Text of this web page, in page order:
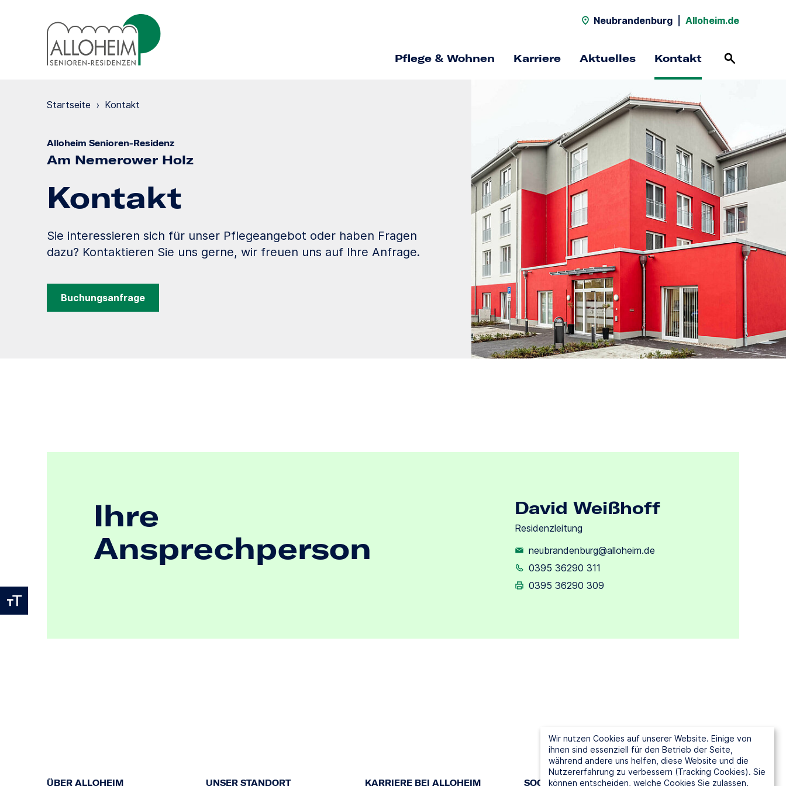
Neubrandenburg Alloheim.de
Pflege & Wohnen Karriere Aktuelles Kontakt
Startseite › Kontakt
Alloheim Senioren-Residenz
Am Nemerower Holz
Kontakt
Sie interessieren sich für unser Pflegeangebot oder haben Fragen
dazu? Kontaktieren Sie uns gerne, wir freuen uns auf Ihre Anfrage.
Buchungsanfrage
Ihre
Ansprechperson
David Weißhoff
Residenzleitung
neubrandenburg@alloheim.de
0395 36290 311
0395 36290 309
ÜBER ALLOHEIM UNSER STANDORT KARRIERE BEI ALLOHEIM SOCIAL MEDIA
Wir nutzen Cookies auf unserer Website. Einige von
ihnen sind essenziell für den Betrieb der Seite,
während andere uns helfen, diese Website und die
Nutzererfahrung zu verbessern (Tracking Cookies). Sie
können entscheiden, welche Cookies Sie zulassen.